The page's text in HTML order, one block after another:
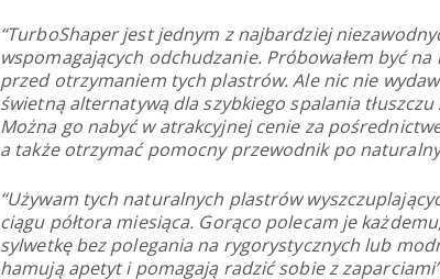
“TurboShaper jest jednym z najbardziej
wspomagających odchudzanie. Próbowałem być
przed otrzymaniem tych plastrów. Ale nic nie
świetną alternatywą dla szybkiego spalania
Można go nabyć w atrakcyjnej cenie za
a także otrzymać pomocny przewodnik po
“Używam tych naturalnych plastrów
ciągu półtora miesiąca. Gorąco polecam je
sylwetkę bez polegania na rygorystycznych lub
hamują apetyt i pomagają radzić sobie z